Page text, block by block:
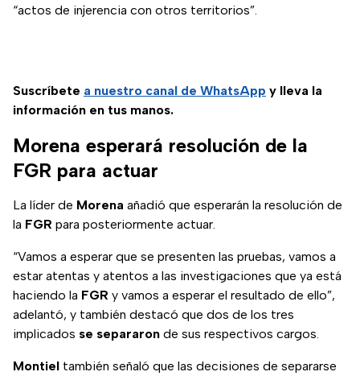
“actos de injerencia con otros territorios”.
Suscríbete a nuestro canal de WhatsApp y lleva la
información en tus manos.
Morena esperará resolución de la
FGR para actuar
La líder de Morena añadió que esperarán la resolución de
la FGR para posteriormente actuar.
“Vamos a esperar que se presenten las pruebas, vamos a
estar atentas y atentos a las investigaciones que ya está
haciendo la FGR y vamos a esperar el resultado de ello”,
adelantó, y también destacó que dos de los tres
implicados se separaron de sus respectivos cargos.
Montiel también señaló que las decisiones de separarse